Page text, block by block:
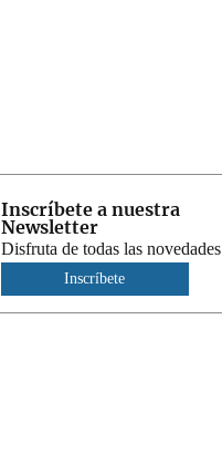
Inscríbete a nuestra
Newsletter
Disfruta de todas las novedades
Inscríbete